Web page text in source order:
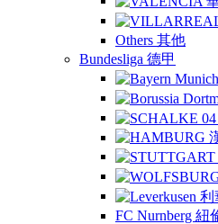
Others 其他
Bundesliga 德甲
FC Nurnberg 紐